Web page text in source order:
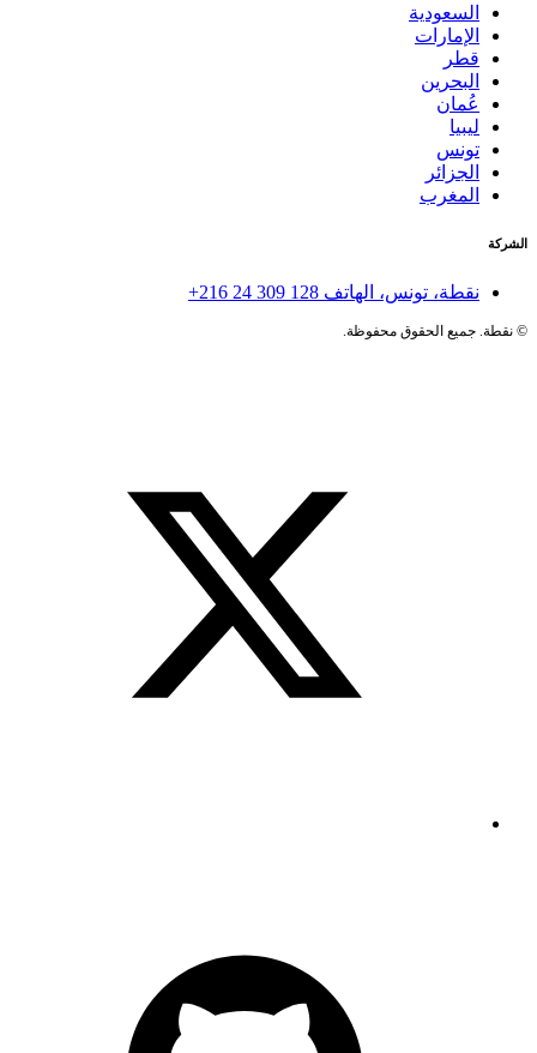
السعودية
الإمارات
قطر
البحرين
عُمان
ليبيا
تونس
الجزائر
المغرب
الشركة
نقطة، تونس، الهاتف+216 24 309 128
©نقطة. جميع الحقوق محفوظة.